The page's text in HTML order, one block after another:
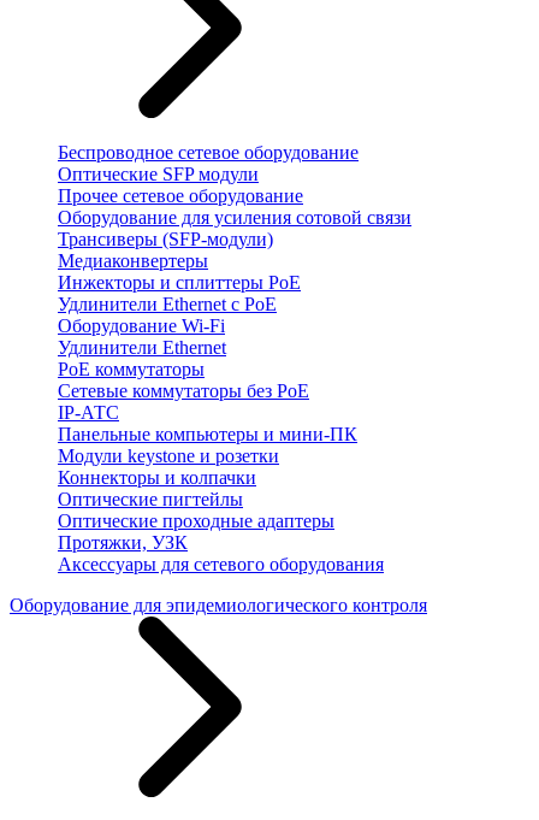
Беспроводное сетевое оборудование
Оптические SFP модули
Прочее сетевое оборудование
Оборудование для усиления сотовой связи
Трансиверы (SFP-модули)
Медиаконвертеры
Инжекторы и сплиттеры PoE
Удлинители Ethernet с PoE
Оборудование Wi-Fi
Удлинители Ethernet
PoE коммутаторы
Сетевые коммутаторы без PoE
IP-АТС
Панельные компьютеры и мини-ПК
Модули keystone и розетки
Коннекторы и колпачки
Оптические пигтейлы
Оптические проходные адаптеры
Протяжки, УЗК
Аксессуары для сетевого оборудования
Оборудование для эпидемиологического контроля